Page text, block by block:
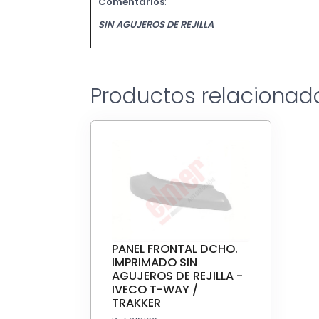
SIN AGUJEROS DE REJILLA
Productos
PANEL FRONTAL DCHO.
IMPRIMADO SIN
AGUJEROS DE REJILLA -
IVECO T-WAY /
TRAKKER